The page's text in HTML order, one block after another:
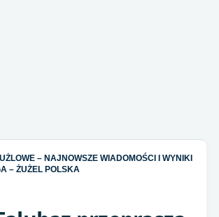
– NAJNOWSZE WIADOMOŚCI I WYNIKI
– ŻUŻEL POLSKA